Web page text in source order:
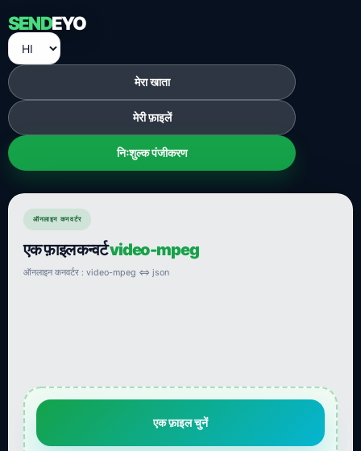
SENDEYO
मेरा खाता
मेरी फ़ाइलें
निःशुल्क पंजीकरण
ऑनलाइन कनवर्टर
एक फ़ाइल कन्वर्टvideo-mpeg
ऑनलाइन कनवर्टर : video-mpeg ⇔ json
एक फ़ाइल चुनें